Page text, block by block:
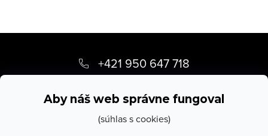
Aby náš web správne fungoval
(súhlas s cookies)
p
+421 950 647 718